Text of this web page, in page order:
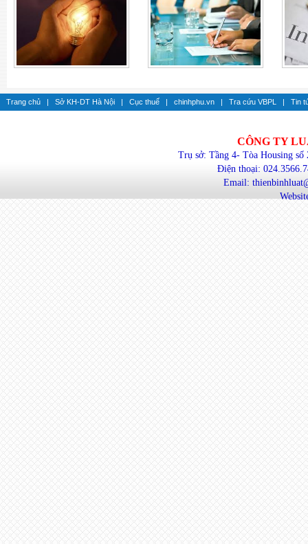
Trang chủ | Sở KH-DT Hà Nội | Cục thuế | chinhphu.vn | Tra cứu VBPL | Tin
CÔNG TY
Trụ sở: Tầng 4- Tòa Housing
Điện thoại:
Email: